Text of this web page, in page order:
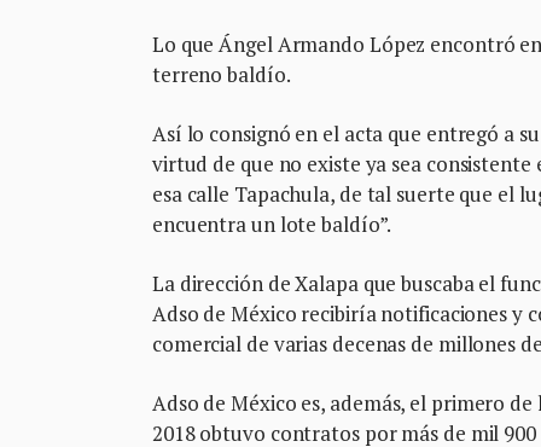
Lo que Ángel Armando López encontró
terreno baldío.
Así lo consignó en el acta que entregó a
virtud de que no existe ya sea
esa calle Tapachula, de tal suerte que el
encuentra un lote baldío”.
La dirección de Xalapa que buscaba el
Adso de México recibiría notificaciones y
comercial de varias decenas de millones
Adso de México es, además, el primero
2018 obtuvo contratos por más de mil